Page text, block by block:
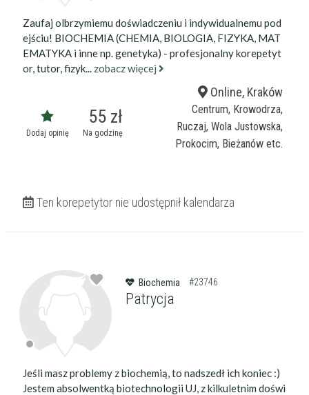
kalendarz korepetycji
prace pisemne (pomoc)
Zakres nauczania
Gimnazjum
Liceum
Dorośli
Miejsce korepetycji
u ucznia
Doświadczenie
Staż korepetytora
Wiek korepetytora
Płeć korepetytora
kobieta
mężczyzna
Zaufaj olbrzymiemu doświadczeniu i indywidualnemu pod
ejściu! BIOCHEMIA (CHEMIA, BIOLOGIA, FIZYKA, MAT
EMATYKA i inne np. genetyka) - profesjonalny korepetyt
or, tutor, fizyk... zobacz więcej
Dodaj opinię
55 zł
Na godzinę
Online, Kraków
Centrum, Krowodrza,
Ruczaj, Wola Justowska,
Prokocim, Bieżanów etc.
Ten korepetytor nie udostępnił kalendarza
Biochemia #23746
Patrycja
Jeśli masz problemy z biochemią, to nadszedł ich koniec :)
Jestem absolwentką biotechnologii UJ, z kilkuletnim doświ